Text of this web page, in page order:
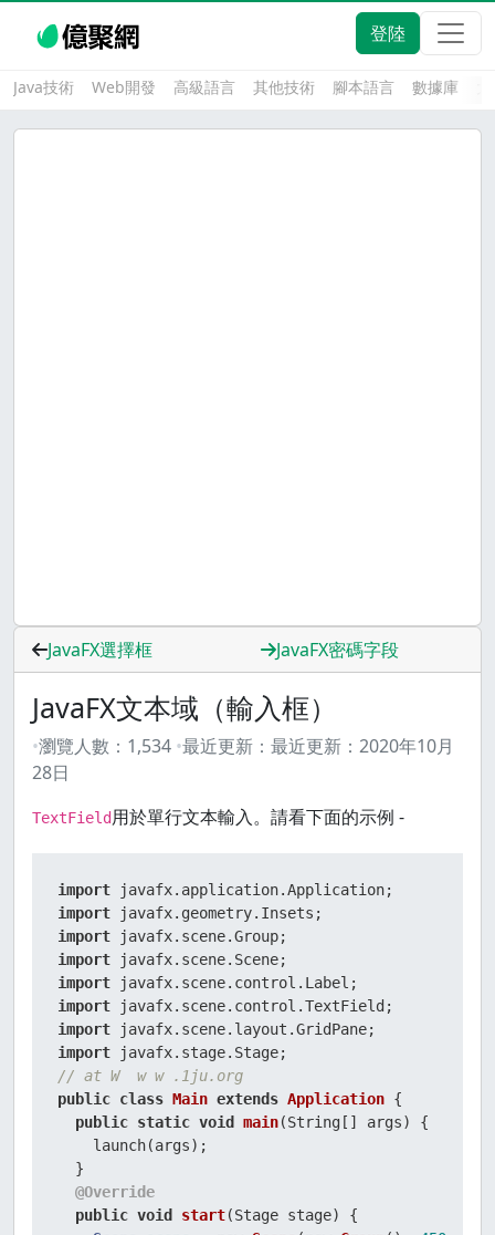
登陸
Java技術 Web開發 高級語言 其他技術 腳本語言 數據庫
JavaFX選擇框 JavaFX密碼字段
JavaFX文本域（輸入框）
瀏覽人數： 1,534 最近更新： 最近更新： 2020年10月
28日
TextField用於單行文本輸入。請看下面的示例 -
import
import
import
import
import
import
import
import
// at W  w w .1ju.org
public class Main extends Application {
public static void main(String[] args)
{
    launch(args);
  }
@Override
public void start(Stage stage)
{